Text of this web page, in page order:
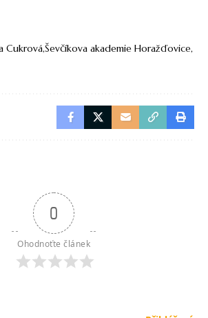
CukrováŠevčíkova akademie Horažďovice
0
Ohodnoťte článek